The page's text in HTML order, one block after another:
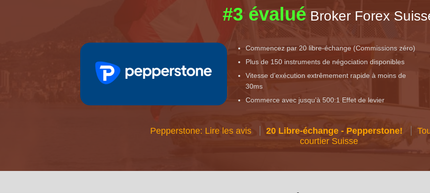
#3 évalué Broker Forex
Commencez par 20 libre-échange (Commissions zéro)
Plus de 150 instruments de négociation disponibles
Vitesse d’exécution extrêmement rapide à moins de
30ms
Commerce avec jusqu’à 500:1 Effet de levier
Pepperstone: Lire les avis 20 Libre-échange - Pepperstone!
courtier Suisse